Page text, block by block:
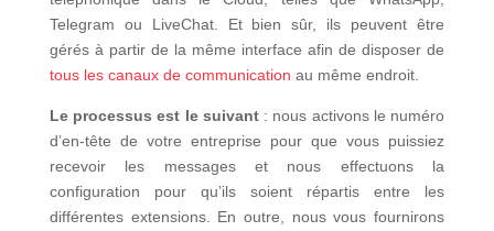
Telegram ou LiveChat. Et bien sûr, ils peuvent être
gérés à partir de la même interface afin de disposer de
tous les canaux de communication au même endroit.
Le processus est le suivant : nous activons le numéro
d’en-tête de votre entreprise pour que vous puissiez
recevoir les messages et nous effectuons la
configuration pour qu’ils soient répartis entre les
différentes extensions. En outre, nous vous fournirons